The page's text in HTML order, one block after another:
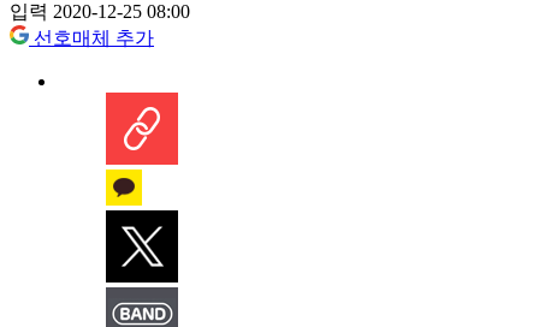
입력 2020-12-25 08:00
선호매체 추가